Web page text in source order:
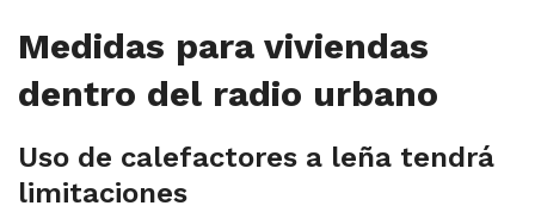
Medidas para viviendas
dentro del radio urbano
Uso de calefactores a leña tendrá
limitaciones